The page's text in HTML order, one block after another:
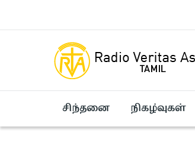
சிந்தனை நிகழ்வுகள்